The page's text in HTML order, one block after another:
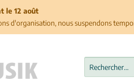
le 12 août
d'organisation, nous suspendons